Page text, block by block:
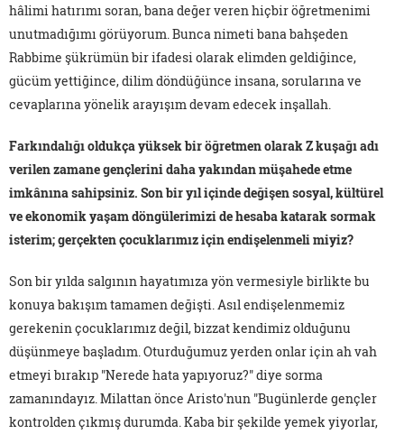
hâlimi hatırımı soran, bana değer veren hiçbir öğretmenimi
unutmadığımı görüyorum. Bunca nimeti bana bahşeden
Rabbime şükrümün bir ifadesi olarak elimden geldiğince,
gücüm yettiğince, dilim döndüğünce insana, sorularına ve
cevaplarına yönelik arayışım devam edecek inşallah.
Farkındalığı oldukça yüksek bir öğretmen olarak Z kuşağı adı
verilen zamane gençlerini daha yakından müşahede etme
imkânına sahipsiniz. Son bir yıl içinde değişen sosyal, kültürel
ve ekonomik yaşam döngülerimizi de hesaba katarak sormak
isterim; gerçekten çocuklarımız için endişelenmeli miyiz?
Son bir yılda salgının hayatımıza yön vermesiyle birlikte bu
konuya bakışım tamamen değişti. Asıl endişelenmemiz
gerekenin çocuklarımız değil, bizzat kendimiz olduğunu
düşünmeye başladım. Oturduğumuz yerden onlar için ah vah
etmeyi bırakıp "Nerede hata yapıyoruz?" diye sorma
zamanındayız. Milattan önce Aristo'nun "Bugünlerde gençler
kontrolden çıkmış durumda. Kaba bir şekilde yemek yiyorlar,